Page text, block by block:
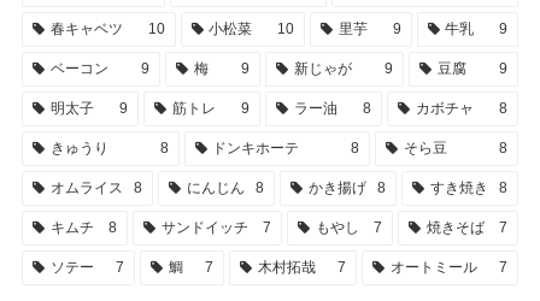
春キャベツ 10 小松菜 10 里芋 9 牛乳 9
ベーコン 9 梅 9 新じゃが 9 豆腐 9
明太子 9 筋トレ 9 ラー油 8 カボチャ 8
きゅうり 8 ドンキホーテ 8 そら豆 8
オムライス 8 にんじん 8 かき揚げ 8 すき焼き 8
キムチ 8 サンドイッチ 7 もやし 7 焼きそば 7
ソテー 7 鯛 7 木村拓哉 7 オートミール 7